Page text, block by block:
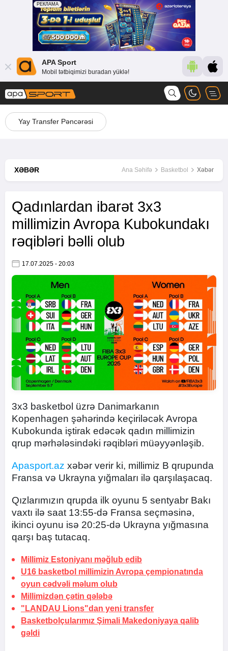
APA Sport
Mobil tətbiqimizi buradan yüklə!
Yay Transfer Pəncərəsi
XƏBƏR Ana Səhifə Basketbol Xəbər
Qadınlardan ibarət 3x3
millimizin Avropa Kubokundakı
rəqibləri bəlli olub
17.07.2025 - 20:03
3x3 basketbol üzrə Danimarkanın
Kopenhagen şəhərində keçiriləcək Avropa
Kubokunda iştirak edəcək qadın millimizin
qrup mərhələsindəki rəqibləri müəyyənləşib.
Apasport.az xəbər verir ki, millimiz B qrupunda
Fransa və Ukrayna yığmaları ilə qarşılaşacaq.
Qızlarımızın qrupda ilk oyunu 5 sentyabr Bakı
vaxtı ilə saat 13:55-də Fransa seçməsinə,
ikinci oyunu isə 20:25-də Ukrayna yığmasına
qarşı baş tutacaq.
Millimiz Estoniyanı məğlub edib
U16 basketbol millimizin Avropa çempionatında
oyun cədvəli məlum olub
Millimizdən çətin qələbə
"LANDAU Lions"dan yeni transfer
Basketbolçularımız Şimali Makedoniyaya qalib
gəldi